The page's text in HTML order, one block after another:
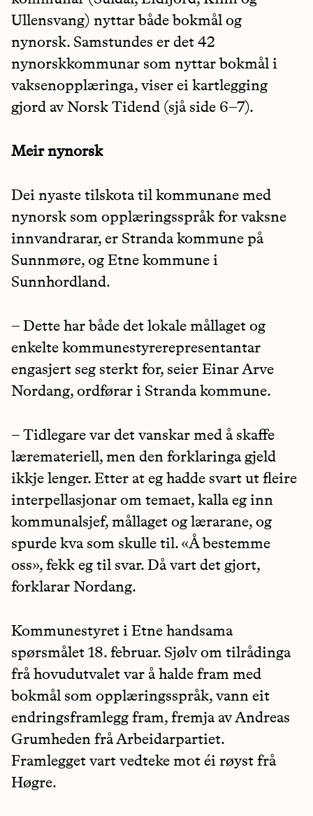
Ullensvang) nyttar både bokmål og
nynorsk. Samstundes er det 42
nynorskkommunar som nyttar bokmål i
vaksenopplæringa, viser ei kartlegging
gjord av Norsk Tidend (sjå side 6–7).
Meir nynorsk
Dei nyaste tilskota til kommunane med
nynorsk som opplæringsspråk for vaksne
innvandrarar, er Stranda kommune på
Sunnmøre, og Etne kommune i
Sunnhordland.
– Dette har både det lokale mållaget og
enkelte kommunestyrerepresentantar
engasjert seg sterkt for, seier Einar Arve
Nordang, ordførar i Stranda kommune.
– Tidlegare var det vanskar med å skaffe
læremateriell, men den forklaringa gjeld
ikkje lenger. Etter at eg hadde svart ut fleire
interpellasjonar om temaet, kalla eg inn
kommunalsjef, mållaget og lærarane, og
spurde kva som skulle til. «Å bestemme
oss», fekk eg til svar. Då vart det gjort,
forklarar Nordang.
Kommunestyret i Etne handsama
spørsmålet 18. februar. Sjølv om tilrådinga
frå hovudutvalet var å halde fram med
bokmål som opplæringsspråk, vann eit
endringsframlegg fram, fremja av Andreas
Grumheden frå Arbeidarpartiet.
Framlegget vart vedteke mot éi røyst frå
Høgre.